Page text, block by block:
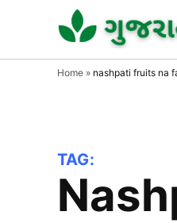
content
Home » nashpati fruits na
TAG: